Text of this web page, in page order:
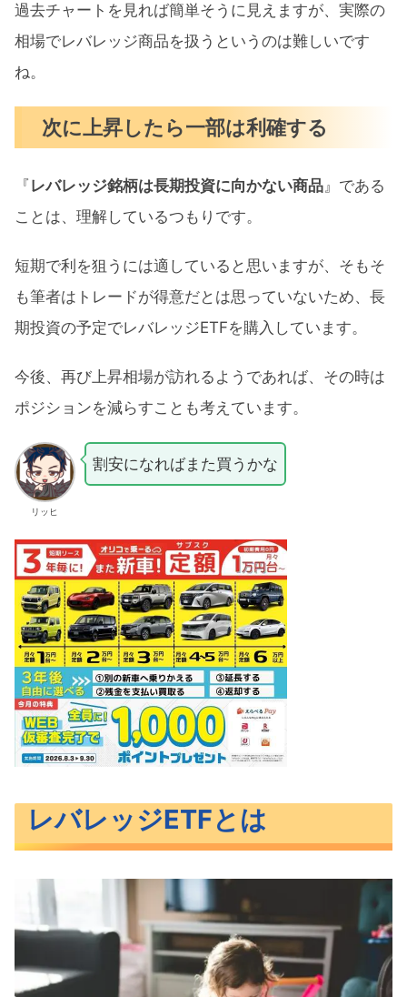
過去チャートを見れば簡単そうに見えますが、実際の
相場でレバレッジ商品を扱うというのは難しいです
ね。
次に上昇したら一部は利確する
『 レバレッジ銘柄は長期投資に向かない商品 』である
ことは、理解しているつもりです。
短期で利を狙うには適していると思いますが、そもそ
も筆者はトレードが得意だとは思っていないため、長
期投資の予定でレバレッジETFを購入しています。
今後、再び上昇相場が訪れるようであれば、その時は
ポジションを減らすことも考えています。
リッヒ
割安になればまた買うかな
レバレッジETFとは